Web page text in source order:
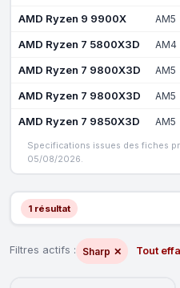
AMD Ryzen 9 9900X AM5
AMD Ryzen 7 5800X3D AM4
AMD Ryzen 7 9800X3D AM5
AMD Ryzen 7 9800X3D AM5
AMD Ryzen 7 9850X3D AM5
Specifications issues des fiches
05/08/2026.
1 résultat
Filtres actifs : Sharp ✕ Tout